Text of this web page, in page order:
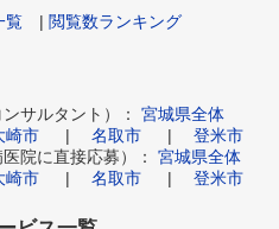
覧 | 閲覧数ランキング
サルタント）： 宮城県全体
崎市 | 名取市 | 登米市
院に直接応募）： 宮城県全体
崎市 | 名取市 | 登米市